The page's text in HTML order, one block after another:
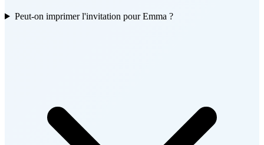
Peut-on imprimer l'invitation pour Emma ?